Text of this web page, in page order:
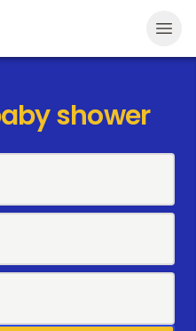
shower